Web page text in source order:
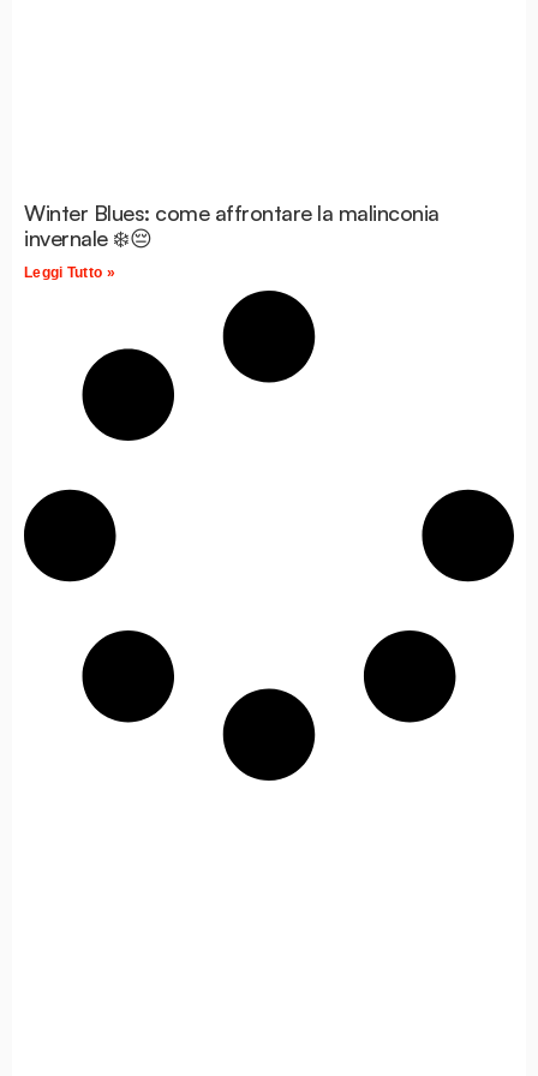
Winter Blues: come affrontare la malinconia
invernale ❄️😔
Leggi Tutto »